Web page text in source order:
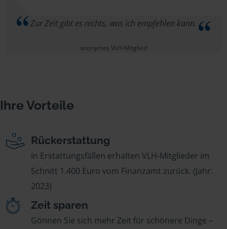
Zur Zeit gibt es nichts, was ich empfehlen kann.
anonymes VLH-Mitglied
Ihre Vorteile
Rückerstattung
In Erstattungsfällen erhalten VLH-Mitglieder im
Schnitt 1.400 Euro vom Finanzamt zurück. (Jahr:
2023)
Zeit sparen
Gönnen Sie sich mehr Zeit für schönere Dinge –